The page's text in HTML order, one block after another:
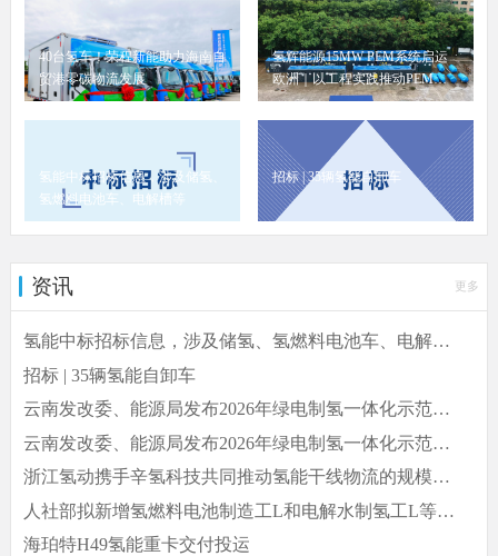
40台氢车！荣程新能助力海南自
贸港零碳物流发展
氢辉能源15MW PEM系统启运
欧洲｜以工程实践推动PEM制
氢规模化
氢能中标招标信息，涉及储氢、
氢燃料电池车、电解槽等
招标 | 35辆氢能自卸车
资讯 更多
氢能中标招标信息，涉及储氢、氢燃料电池车、电解槽
等
招标 | 35辆氢能自卸车
云南发改委、能源局发布2026年绿电制氢一体化示范项
目清单
云南发改委、能源局发布2026年绿电制氢一体化示范项
目清单
浙江氢动携手辛氢科技共同推动氢能干线物流的规模化
商业化运营
人社部拟新增氢燃料电池制造工L和电解水制氢工L等12
个新职业
海珀特H49氢能重卡交付投运